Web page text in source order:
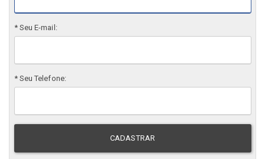
* Seu E-mail:
* Seu Telefone:
CADASTRAR